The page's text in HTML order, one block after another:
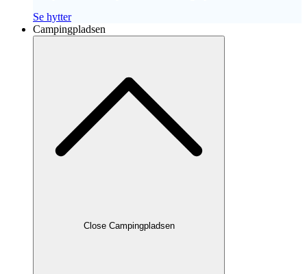
Se hytter
Campingpladsen
Close Campingpladsen